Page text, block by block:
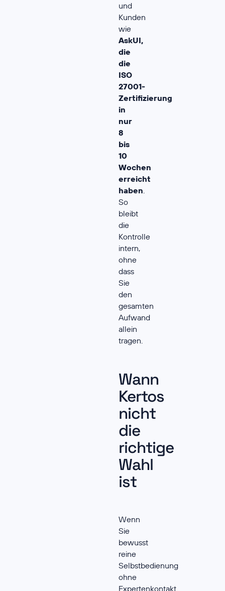
und
Kunden
wie
AskUI,
die
die
ISO
27001-
Zertifizierung
in
nur
8
bis
10
Wochen
erreicht
haben.
So
bleibt
die
Kontrolle
intern,
ohne
dass
Sie
den
gesamten
Aufwand
allein
tragen.
Wann
Kertos
nicht
die
richtige
Wahl
ist
Wenn
Sie
bewusst
reine
Selbstbedienung
ohne
Expertenkontakt